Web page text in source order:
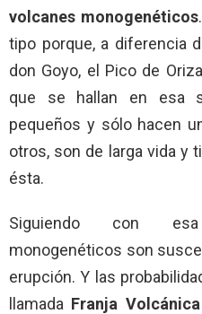
volcanes monogenéticos
tipo porque, a diferencia
don Goyo, el Pico de
que se hallan en esa
pequeños y sólo hacen
otros, son de larga vida y
ésta.
Siguiendo con
monogenéticos son
erupción. Y las
llamada Franja